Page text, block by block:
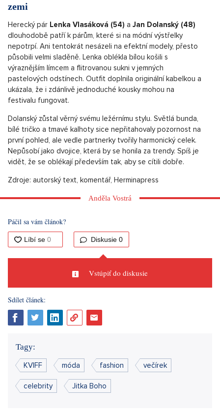
zemi
Herecký pár Lenka Vlasáková (54) a Jan Dolanský (48)
dlouhodobě patří k párům, které si na módní výstřelky
nepotrpí. Ani tentokrát nesázeli na efektní modely, přesto
působili velmi sladěně. Lenka oblékla bílou košili s
výraznějším límcem a flitrovanou sukni v jemných
pastelových odstínech. Outfit doplnila originální kabelkou a
ukázala, že i zdánlivě jednoduché kousky mohou na
festivalu fungovat.
Dolanský zůstal věrný svému ležérnímu stylu. Světlá bunda,
bílé tričko a tmavé kalhoty sice nepřitahovaly pozornost na
první pohled, ale vedle partnerky tvořily harmonický celek.
Nepůsobí jako dvojice, která by se honila za trendy. Spíš je
vidět, že se oblékají především tak, aby se cítili dobře.
Zdroje: autorský text, komentář, Herminapress
Anděla Vostrá
Páčil sa vám článok?
Diskusie 0
Vstúpiť do diskusie
Sdílet článek:
Tagy:
KVIFF móda fashion večírek
celebrity Jitka Boho